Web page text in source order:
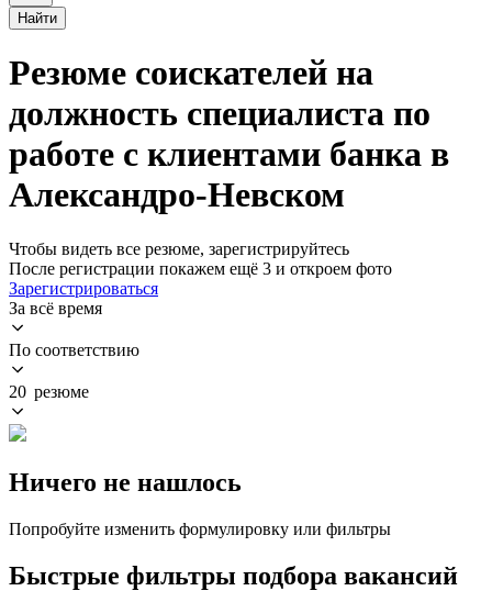
Найти
Резюме соискателей на
должность специалиста по
работе с клиентами банка в
Александро-Невском
Чтобы видеть все резюме, зарегистрируйтесь
После регистрации покажем ещё 3 и откроем фото
Зарегистрироваться
За всё время
По соответствию
20 резюме
Ничего не нашлось
Попробуйте изменить формулировку или фильтры
Быстрые фильтры подбора вакансий